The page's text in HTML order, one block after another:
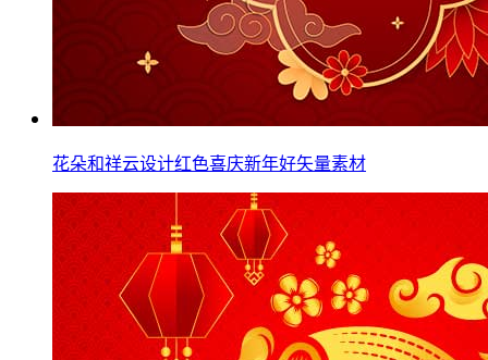
花朵和祥云设计红色喜庆新年好矢量素材